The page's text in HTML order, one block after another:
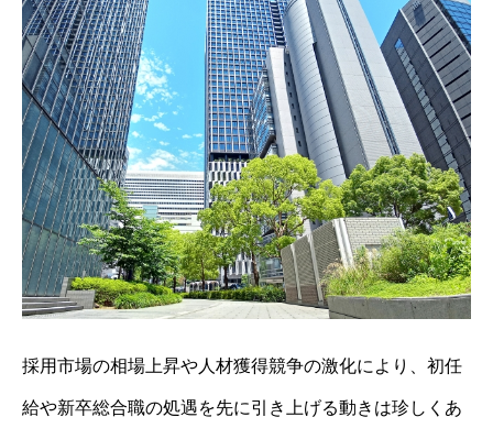
採用市場の相場上昇や人材獲得競争の激化により、初任
給や新卒総合職の処遇を先に引き上げる動きは珍しくあ